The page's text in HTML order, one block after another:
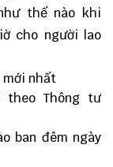
thế nào khi
cho người lao
mới nhất
theo Thông tư
ban đêm ngày